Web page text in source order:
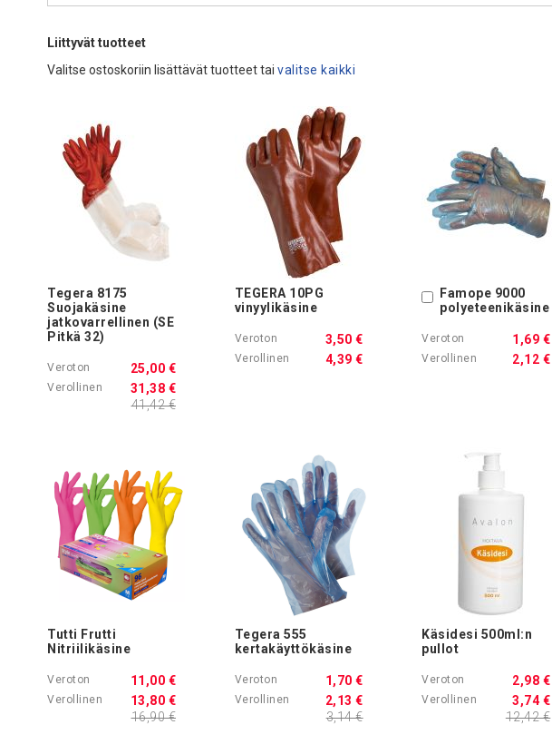
Liittyvät tuotteet
Valitse ostoskoriin lisättävät tuotteet tai valitse kaikki
Tegera 8175
Suojakäsine
jatkovarrellinen (SE
Pitkä 32)
31,38 €
25,00 €
41,42 €
TEGERA 10PG
vinyylikäsine
4,39 €
3,50 €
Famope 9000
polyeteenikäsine
2,12 €
1,69 €
Ostoskoriin
Tutti Frutti
Nitriilikäsine
13,80 €
11,00 €
16,90 €
Tegera 555
kertakäyttökäsine
2,13 €
1,70 €
3,14 €
Käsidesi 500ml:n
pullot
3,74 €
2,98 €
12,42 €